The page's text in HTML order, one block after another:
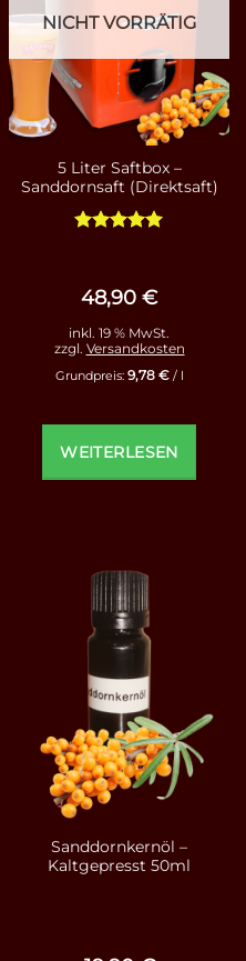
NICHT VORRÄTIG
5 Liter Saftbox –
Sanddornsaft (Direktsaft)
48,90 €
inkl. 19 % MwSt.
zzgl. Versandkosten
Grundpreis: 9,78 €/ l
WEITERLESEN
Sanddornkernöl –
Kaltgepresst 50ml